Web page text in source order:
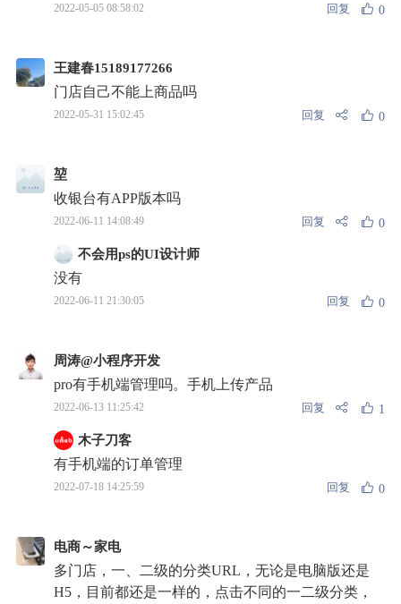
2022-05-05 08:58:02 回复 0
王建春15189177266
门店自己不能上商品吗
2022-05-31 15:02:45 回复 0
堃
收银台有APP版本吗
2022-06-11 14:08:49 回复 0
不会用ps的UI设计师
没有
2022-06-11 21:30:05 回复 0
周涛@小程序开发
pro有手机端管理吗。手机上传产品
2022-06-13 11:25:42 回复 1
木子刀客
有手机端的订单管理
2022-07-18 14:25:59 回复 0
电商～家电
多门店，一、二级的分类URL，无论是电脑版还是
H5，目前都还是一样的，点击不同的一二级分类，